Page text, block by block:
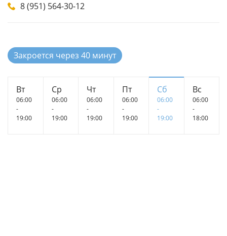
8 (951) 564-30-12
Закроется через 40 минут
Вт
06:00
-
19:00
Ср
06:00
-
19:00
Чт
06:00
-
19:00
Пт
06:00
-
19:00
Сб
06:00
-
19:00
Вс
06:00
-
18:00